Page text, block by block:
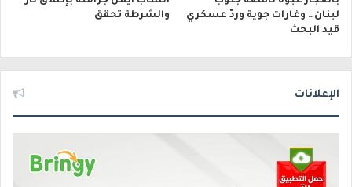
لبنان… وغارات جوية وردّ عسكري
قيد البحث
والشرطة تحقق
الإعلانات